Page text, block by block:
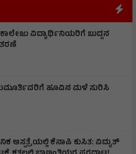
ವಿದ್ಯಾರ್ಥಿನಿಯರಿಗೆ ಬುದ್ದನ
ಹೂವಿನ ಮಳೆ ಸುರಿಸಿ
ಆಸ್ಪತ್ರೆಯಲ್ಲಿ ಕೆನಾಪಿ ಕುಸಿತ: ವಿದ್ಯುತ್‌